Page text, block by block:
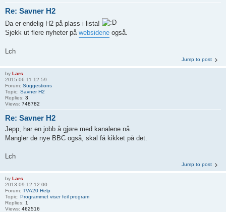
Re: Savner H2
Da er endelig H2 på plass i lista!
Sjekk ut flere nyheter på websidene også.
Lch
Jump to post
by Lars
2015-06-11 12:59
Forum: Suggestions
Topic: Savner H2
Replies: 3
Views: 748782
Re: Savner H2
Jepp, har en jobb å gjøre med kanalene nå.
Mangler de nye BBC også, skal få kikket på det.
Lch
Jump to post
by Lars
2013-09-12 12:00
Forum: TVA20 Help
Topic: Programmet viser feil program
Replies: 1
Views: 462516